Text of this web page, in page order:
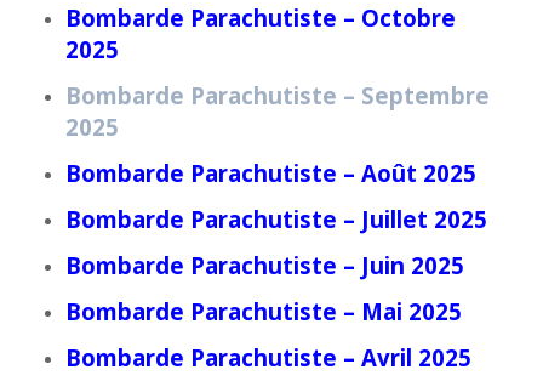
Bombarde Parachutiste – Octobre
2025
Bombarde Parachutiste – Septembre
2025
Bombarde Parachutiste – Août 2025
Bombarde Parachutiste – Juillet 2025
Bombarde Parachutiste – Juin 2025
Bombarde Parachutiste – Mai 2025
Bombarde Parachutiste – Avril 2025